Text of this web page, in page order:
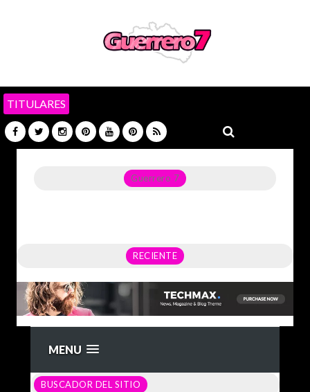
TITULARES
Guerrero 7
RECIENTE
MENU
BUSCADOR DEL SITIO